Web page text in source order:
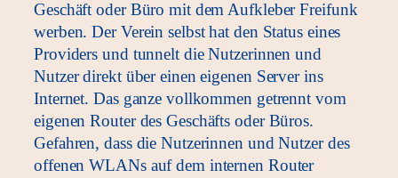
Geschäft oder Büro mit dem Aufkleber Freifunk
werben. Der Verein selbst hat den Status eines
Providers und tunnelt die Nutzerinnen und
Nutzer direkt über einen eigenen Server ins
Internet. Das ganze vollkommen getrennt vom
eigenen Router des Geschäfts oder Büros.
Gefahren, dass die Nutzerinnen und Nutzer des
offenen WLANs auf dem internen Router